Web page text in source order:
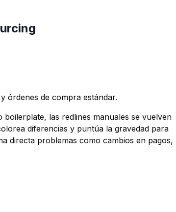
órdenes de compra estándar.
las redlines manuales se vuelven
diferencias y puntúa la gravedad para
directa problemas como cambios en pagos,